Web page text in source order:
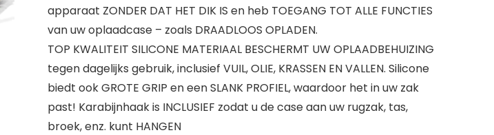
apparaat ZONDER DAT HET DIK IS en heb TOEGANG TOT ALLE FUNCTIES
van uw oplaadcase – zoals DRAADLOOS OPLADEN.
TOP KWALITEIT SILICONE MATERIAAL BESCHERMT UW OPLAADBEHUIZING
tegen dagelijks gebruik, inclusief VUIL, OLIE, KRASSEN EN VALLEN. Silicone
biedt ook GROTE GRIP en een SLANK PROFIEL, waardoor het in uw zak
past! Karabijnhaak is INCLUSIEF zodat u de case aan uw rugzak, tas,
broek, enz. kunt HANGEN